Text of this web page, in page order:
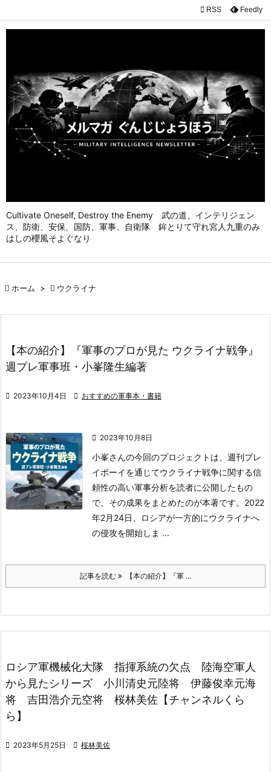
Cultivate Oneself, Destroy the Enemy 武の道、インテリジェン
ス、防衛、安保、国防、軍事、自衛隊 鉾とりて守れ宮人九重のみ
はしの櫻風そよぐなり


次へ

検索
 RSS Feedly
 ホーム >  ウクライナ
【本の紹介】『軍事のプロが見た ウクライナ戦争』
週プレ軍事班・小峯隆生編著
 2023年10月4日  おすすめの軍事本・書籍
 2023年10月8日
小峯さんの今回のプロジェクトは、週刊プレ
イボーイを通じてウクライナ戦争に関する信
頼性の高い軍事分析を読者に公開したもの
で、その成果をまとめたのが本著です。 2022
年2月24日、ロシアが一方的にウクライナへ
の侵攻を開始しま ...
記事を読む 【本の紹介】『軍 ...
ロシア軍機械化大隊 指揮系統の欠点 陸海空軍人
から見たシリーズ 小川清史元陸将 伊藤俊幸元海
将 吉田浩介元空将 桜林美佐【チャンネルくら
ら】
 2023年5月25日  桜林美佐